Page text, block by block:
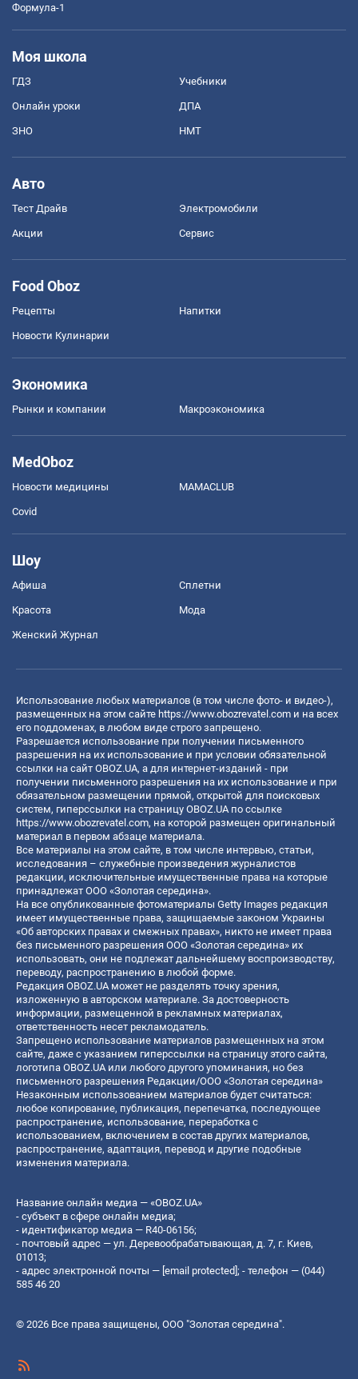
Формула-1
Моя школа
ГДЗ Учебники
Онлайн уроки ДПА
ЗНО НМТ
Авто
Тест Драйв Электромобили
Акции Сервис
Food Oboz
Рецепты Напитки
Новости Кулинарии
Экономика
Рынки и компании Mакроэкономика
MedOboz
Новости медицины MAMACLUB
Covid
Шоу
Афиша Сплетни
Красота Мода
Женский Журнал
Использование любых материалов (в том числе фото- и видео-),
размещенных на этом сайте https://www.obozrevatel.com и на всех
его поддоменах, в любом виде строго запрещено.
Разрешается использование при получении письменного
разрешения на их использование и при условии обязательной
ссылки на сайт OBOZ.UA, а для интернет-изданий - при
получении письменного разрешения на их использование и при
обязательном размещении прямой, открытой для поисковых
систем, гиперссылки на страницу OBOZ.UA по ссылке
https://www.obozrevatel.com, на которой размещен оригинальный
материал в первом абзаце материала.
Все материалы на этом сайте, в том числе интервью, статьи,
исследования – служебные произведения журналистов
редакции, исключительные имущественные права на которые
принадлежат ООО «Золотая середина».
На все опубликованные фотоматериалы Getty Images редакция
имеет имущественные права, защищаемые законом Украины
«Об авторских правах и смежных правах», никто не имеет права
без письменного разрешения ООО «Золотая середина» их
использовать, они не подлежат дальнейшему воспроизводству,
переводу, распространению в любой форме.
Редакция OBOZ.UA может не разделять точку зрения,
изложенную в авторском материале. За достоверность
информации, размещенной в рекламных материалах,
ответственность несет рекламодатель.
Запрещено использование материалов размещенных на этом
сайте, даже с указанием гиперссылки на страницу этого сайта,
логотипа OBOZ.UA или любого другого упоминания, но без
письменного разрешения Редакции/ООО «Золотая середина»
Незаконным использованием материалов будет считаться:
любое копирование, публикация, перепечатка, последующее
распространение, использование, переработка с
использованием, включением в состав других материалов,
распространение, адаптация, перевод и другие подобные
изменения материала.
Название онлайн медиа — «OBOZ.UA»
- субъект в сфере онлайн медиа;
- идентификатор медиа — R40-06156;
- почтовый адрес — ул. Деревообрабатывающая, д. 7, г. Киев,
01013;
- адрес электронной почты — [email protected]; - телефон — (044)
585 46 20
© 2026 Все права защищены, ООО "Золотая середина".